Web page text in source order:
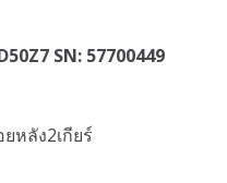
SN: 57700449
หลัง2เกียร์